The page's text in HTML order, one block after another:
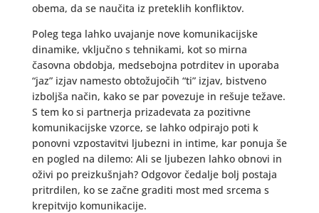
obema, da se naučita iz preteklih konfliktov.
Poleg tega lahko uvajanje nove komunikacijske
dinamike, vključno s tehnikami, kot so mirna
časovna obdobja, medsebojna potrditev in uporaba
“jaz” izjav namesto obtožujočih “ti” izjav, bistveno
izboljša način, kako se par povezuje in rešuje težave.
S tem ko si partnerja prizadevata za pozitivne
komunikacijske vzorce, se lahko odpirajo poti k
ponovni vzpostavitvi ljubezni in intime, kar ponuja še
en pogled na dilemo: Ali se ljubezen lahko obnovi in
oživi po preizkušnjah? Odgovor čedalje bolj postaja
pritrdilen, ko se začne graditi most med srcema s
krepitvijo komunikacije.